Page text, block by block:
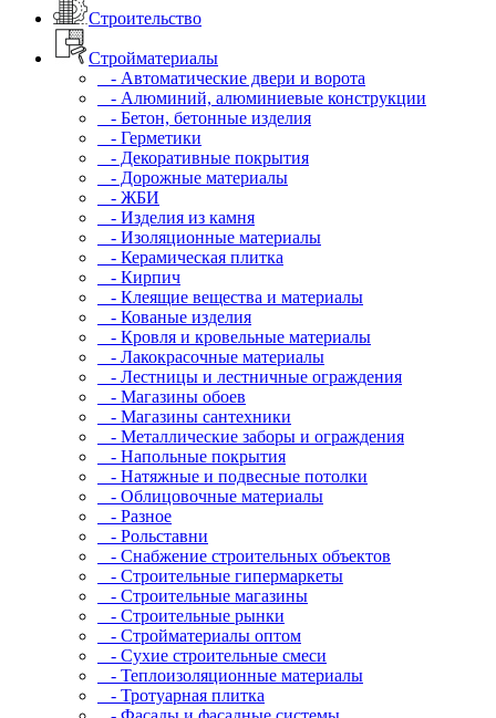
Строительство
Стройматериалы
- Автоматические двери и ворота
- Алюминий, алюминиевые конструкции
- Бетон, бетонные изделия
- Герметики
- Декоративные покрытия
- Дорожные материалы
- ЖБИ
- Изделия из камня
- Изоляционные материалы
- Керамическая плитка
- Кирпич
- Клеящие вещества и материалы
- Кованые изделия
- Кровля и кровельные материалы
- Лакокрасочные материалы
- Лестницы и лестничные ограждения
- Магазины обоев
- Магазины сантехники
- Металлические заборы и ограждения
- Напольные покрытия
- Натяжные и подвесные потолки
- Облицовочные материалы
- Разное
- Рольставни
- Снабжение строительных объектов
- Строительные гипермаркеты
- Строительные магазины
- Строительные рынки
- Стройматериалы оптом
- Сухие строительные смеси
- Теплоизоляционные материалы
- Тротуарная плитка